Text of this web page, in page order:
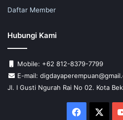
Daftar Member
Hubungi Kami
Mobile: +62 812-8379-7799
E-mail:
Jl. I Gusti Ngurah Rai No 02. Kota
Facebook